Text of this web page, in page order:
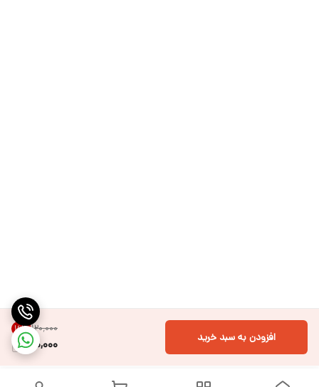
۱۲۰٬۰۰۰ 16%
100,000 افزودن به سبد خرید